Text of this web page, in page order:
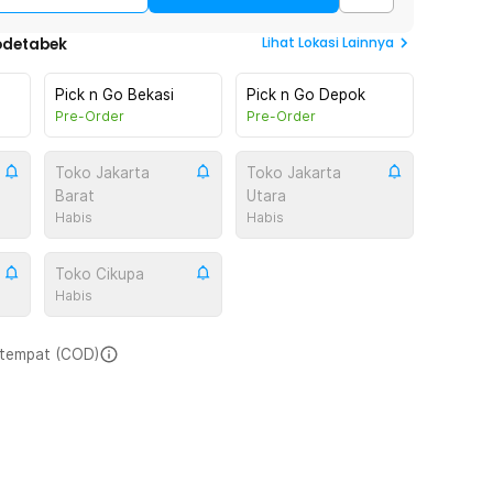
Lihat Lokasi Lainnya
Pick n Go Bekasi
Pre-Order
Pick n Go Depok
Pre-Order
Toko Jakarta
Barat
Habis
Toko Jakarta
Utara
Habis
Toko Cikupa
Habis
(COD)